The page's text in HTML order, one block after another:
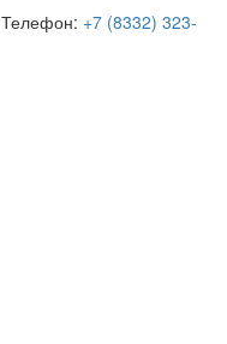
Телефон: +7 (8332) 323-